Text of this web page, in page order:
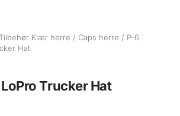
Tilbehør Klær herre / Caps herre / P-6
Hat
Trucker Hat